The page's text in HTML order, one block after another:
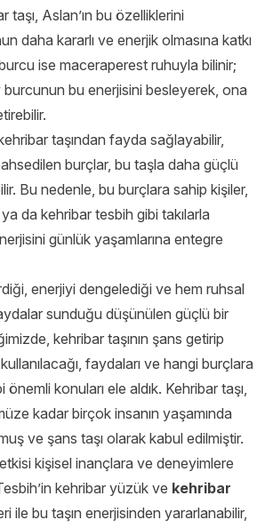
taşı, Aslan’ın bu özelliklerini
daha kararlı ve enerjik olmasına katkı
ise maceraperest ruhuyla bilinir;
burcunun bu enerjisini besleyerek, ona
taşından fayda sağlayabilir,
burçlar, bu taşla daha güçlü
Bu nedenle, bu burçlara sahip kişiler,
ya da kehribar tesbih gibi takılarla
günlük yaşamlarına entegre
enerjiyi dengelediği ve hem ruhsal
sunduğu düşünülen güçlü bir
kehribar taşının şans getirip
faydaları ve hangi burçlara
konuları ele aldık. Kehribar taşı,
kadar birçok insanın yaşamında
ve şans taşı olarak kabul edilmiştir.
kişisel inançlara ve deneyimlere
kehribar yüzük ve kehribar
ile bu taşın enerjisinden yararlanabilir,